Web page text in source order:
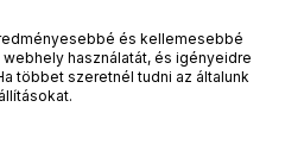
és kellemesebbé
használatát, és igényeidre
többet szeretnél tudni az általunk